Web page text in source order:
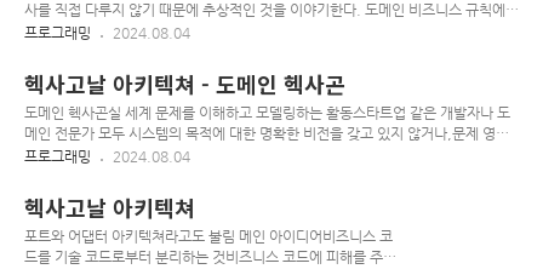
의 요청을 도메인 애플리케이션으로 변환하는 방법을 정의한다.드라이빙이라는 단
어는 외부 엔티티들이 시스템의 동작을 유도하기 때..
사를 직접 다루지 않기 때문에 추상적인 것을 이야기한다. 도메인 비즈니스 규칙에
기반한 소프트웨어 사용자의 의도와 기능을 표현한다.유스케이스도메인 제약사항을
오퍼레이션을 통해 나타낸다.엔티티 및 다른 유스케이스와 직접 상호작용하고 그것
을 유연한 컴포넌트로 만들 수 있다.자바에서는 인터페이스로 정의된 추상화로 나타
낸다.public interface RouterViewUseCase { List getRouters(Predicate
filter);}입력 포트유스케이스 인터페이스를 구현하는 것이 입력 포트의 역할 이다.
애플리케이션 수준에서 유스케이스에..
프로그래밍 2024.08.04
헥사고날 아키텍쳐 - 도메인 헥사곤
도메인 헥사곤실 세계 문제를 이해하고 모델링하는 활동스타트업 같은 개발자나 도
메인 전문가 모두 시스템의 목적에 대한 명확한 비전을 갖고 있지 않거나,문제 영역
이 존재하고 도메인 전문가들이 분명하게 알고 있는 상황에서 문제 영역을 엔티티,
다.이러한 점은 소프트웨어가 간단하게 시작해서, 기반 코드가 커짐에 따라 기술 부
채가 누적되고 유지 보수가 더 어려워지는 이유 중 하나로 여겨진다.엔티티식별자
(Identifier): 엔티티는 고유한 식별자를 가지고 있으며, 이 식별자를 통해 다른 엔티
티와 구분된다. 동일한 엔티티는 시간이 지나도 동일한 식별자를 유지한다.변경 가
프로그래밍 2024.08.04
헥사고날 아키텍쳐
포트와 어댑터 아키텍쳐라고도 불림 메인 아이디어비즈니스 코
드를 기술 코드로부터 분리하는 것비즈니스 코드에 피해를 주지